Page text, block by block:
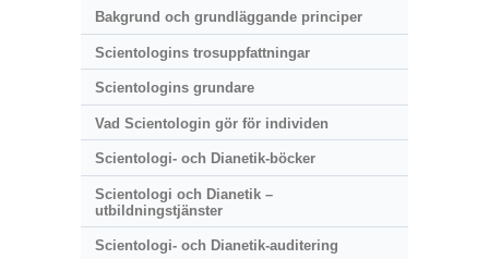
Bakgrund och grundläggande principer
Scientologins trosuppfattningar
Scientologins grundare
Vad Scientologin gör för individen
Scientologi- och Dianetik-böcker
Scientologi och Dianetik –
utbildningstjänster
Scientologi- och Dianetik-auditering